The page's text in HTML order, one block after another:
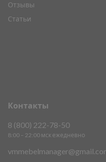
Контакты
8 (800) 222-78-50
8:00 – 22:00 мск ежедневно
Отзывы
Статьи